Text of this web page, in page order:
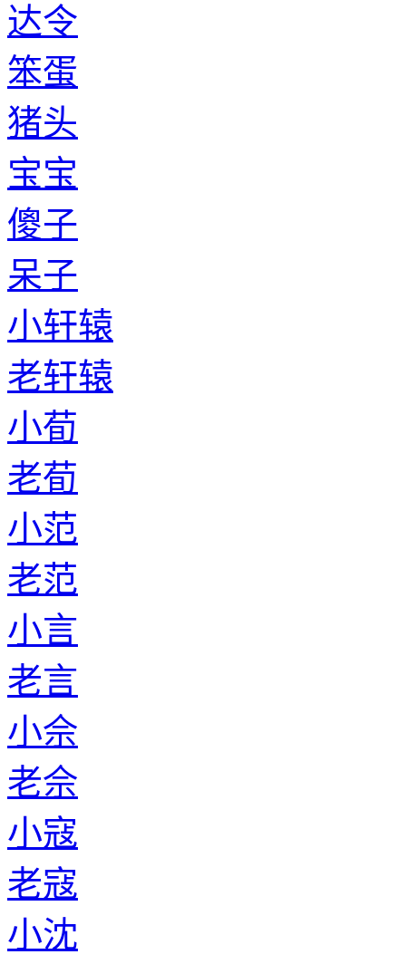
达令
笨蛋
猪头
宝宝
傻子
呆子
小轩辕
老轩辕
小荀
老荀
小范
老范
小言
老言
小佘
老佘
小寇
老寇
小沈